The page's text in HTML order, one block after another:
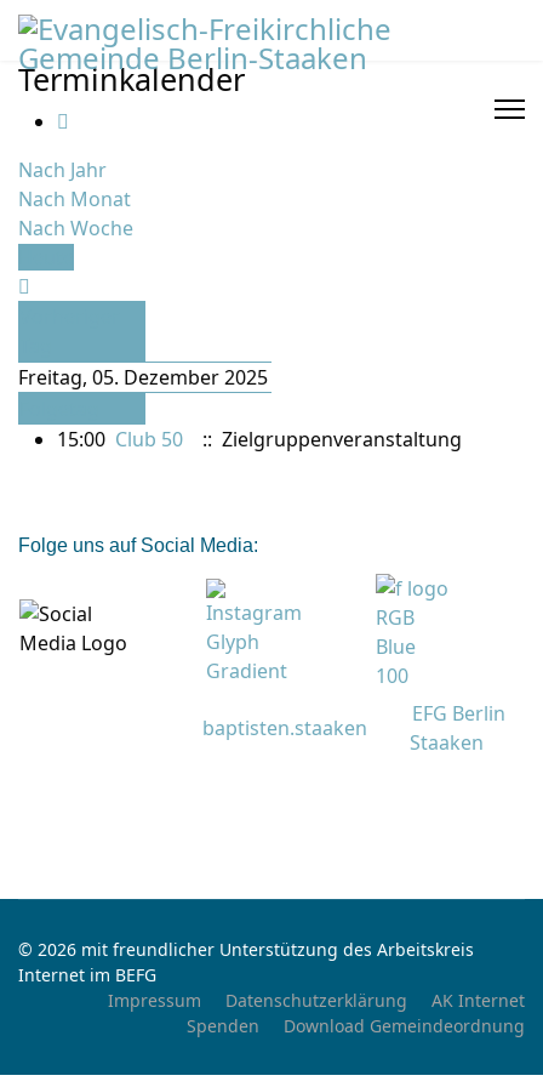
Terminkalender
Nach Jahr
Nach Monat
Nach Woche
Freitag, 05. Dezember 2025
15:00 Club 50 :: Zielgruppenveranstaltung
Folge uns auf Social Media:
baptisten.staaken
EFG Berlin
Staaken
© 2026 mit freundlicher Unterstützung des Arbeitskreis
Internet im BEFG
Impressum
Datenschutzerklärung
AK Internet
Spenden
Download Gemeindeordnung